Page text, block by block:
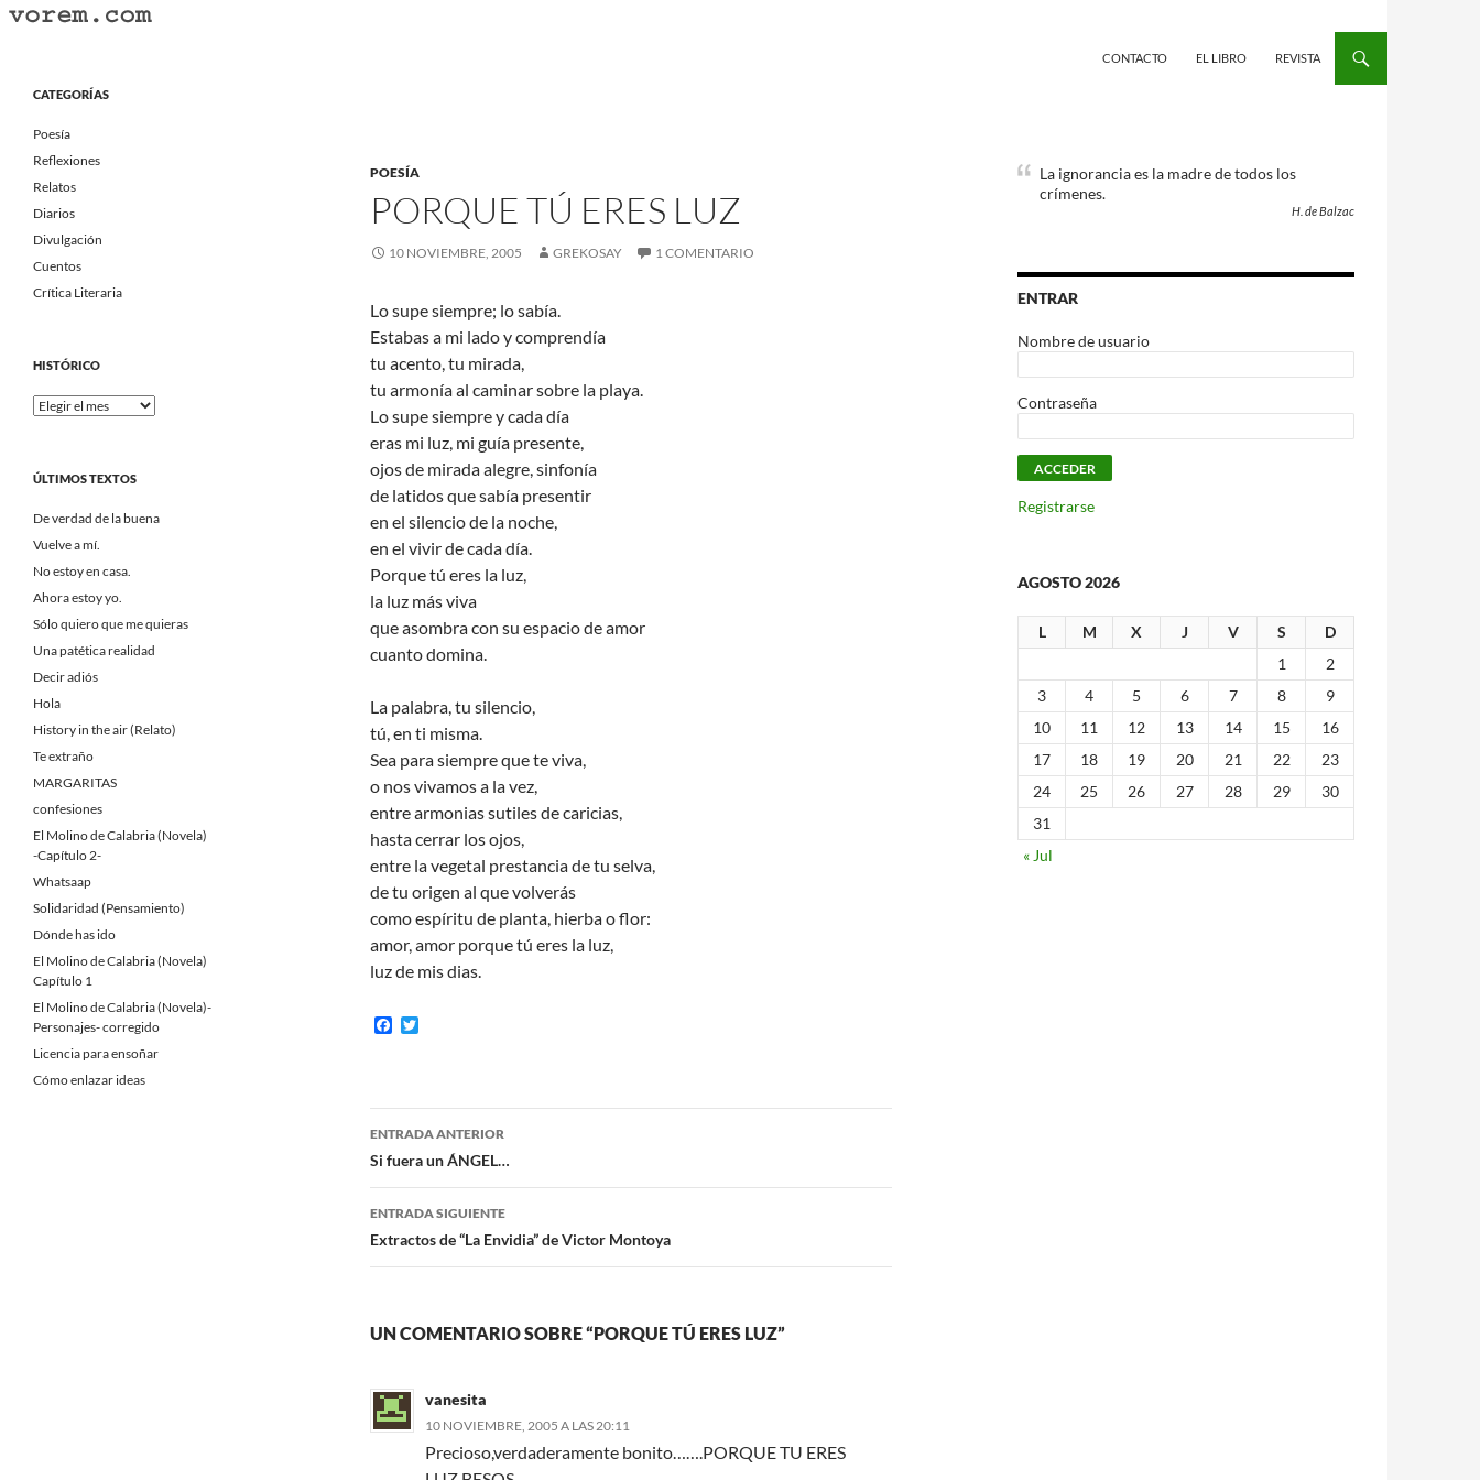
Saltar
CONTACTO EL LIBRO REVISTA
POESÍA
PORQUE TÚ ERES LUZ
10 NOVIEMBRE, 2005 GREKOSAY 1 COMENTARIO
Lo supe siempre; lo sabía.
Estabas a mi lado y comprendía
tu acento, tu mirada,
tu armonía al caminar sobre la playa.
Lo supe siempre y cada día
eras mi luz, mi guía presente,
ojos de mirada alegre, sinfonía
de latidos que sabía presentir
en el silencio de la noche,
en el vivir de cada día.
Porque tú eres la luz,
la luz más viva
que asombra con su espacio de amor
cuanto domina.
La palabra, tu silencio,
tú, en ti misma.
Sea para siempre que te viva,
o nos vivamos a la vez,
entre armonias sutiles de caricias,
hasta cerrar los ojos,
entre la vegetal prestancia de tu selva,
de tu origen al que volverás
como espíritu de planta, hierba o flor:
amor, amor porque tú eres la luz,
luz de mis dias.
F
o
o
e
r
Navegación
de
entradas
ENTRADA ANTERIOR
Si fuera un ÁNGEL…
ENTRADA SIGUIENTE
Extractos de “La Envidia” de Victor Montoya
UN COMENTARIO SOBRE “PORQUE TÚ ERES LUZ”
vanesita
10 NOVIEMBRE, 2005 A LAS 20:11
Precioso,verdaderamente bonito…….PORQUE TU ERES
La ignorancia es la madre de todos los
crímenes.
H. de Balzac
ENTRAR
Nombre de usuario
Contraseña
Registrarse
AGOSTO 2026
L M X J V S
D
1
2
3
4 5 6 7 8
9
10
11 12 13 14 15
16
17
18 19 20 21 22
23
24
25 26 27 28 29
30
31
« Jul
Portal Literario Independiente
CATEGORÍAS
Poesía
Reflexiones
Relatos
Diarios
Divulgación
Cuentos
Crítica Literaria
HISTÓRICO
Histórico
ÚLTIMOS TEXTOS
De verdad de la buena
Vuelve a mí.
No estoy en casa.
Ahora estoy yo.
Sólo quiero que me quieras
Una patética realidad
Decir adiós
Hola
History in the air (Relato)
Te extraño
MARGARITAS
confesiones
El Molino de Calabria (Novela)
-Capítulo 2-
Whatsaap
Solidaridad (Pensamiento)
Dónde has ido
El Molino de Calabria (Novela)
Capítulo 1
El Molino de Calabria (Novela)-
Personajes- corregido
Licencia para ensoñar
Cómo enlazar ideas